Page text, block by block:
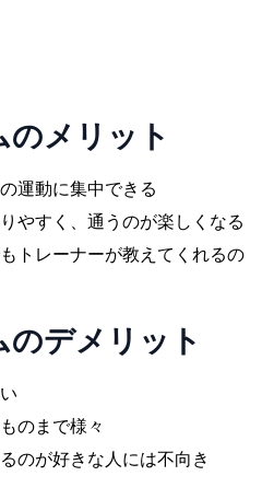
のメリット
運動に集中できる
やすく、通うのが楽しくなる
トレーナーが教えてくれるの
のデメリット
のまで様々
のが好きな人には不向き